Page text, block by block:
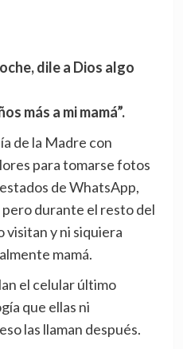
dile a Dios algo
más a mi mamá”.
de la Madre con
para tomarse fotos
de WhatsApp,
durante el resto del
visitan y ni siquiera
mamá.
el celular último
que ellas ni
las llaman después.